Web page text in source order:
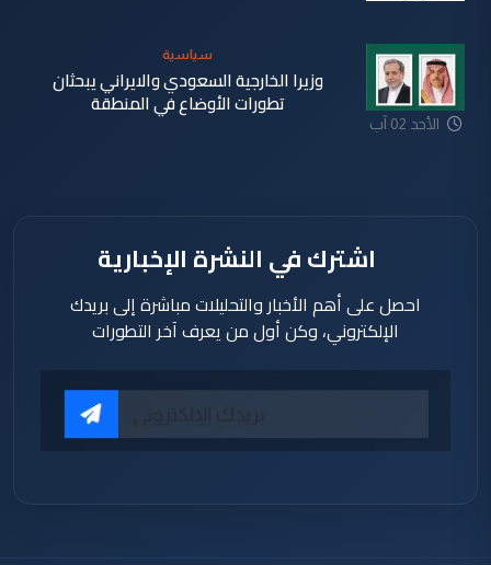
2026
الأحد 02 آب
سياسية
وزيرا الخارجية السعودي والايراني يبحثان
تطورات الأوضاع في المنطقة
اشترك في النشرة الإخبارية
احصل على أهم الأخبار والتحليلات مباشرة إلى بريدك
الإلكتروني، وكن أول من يعرف آخر التطورات